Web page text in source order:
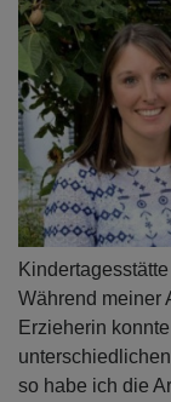
Während meiner
Erzieherin
so habe ich die